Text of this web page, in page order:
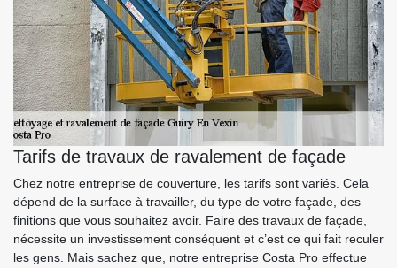
Tarifs de travaux de ravalement de façade
Chez notre entreprise de couverture, les tarifs sont variés. Cela
dépend de la surface à travailler, du type de votre façade, des
finitions que vous souhaitez avoir. Faire des travaux de façade,
nécessite un investissement conséquent et c’est ce qui fait reculer
les gens. Mais sachez que, notre entreprise Costa Pro effectue